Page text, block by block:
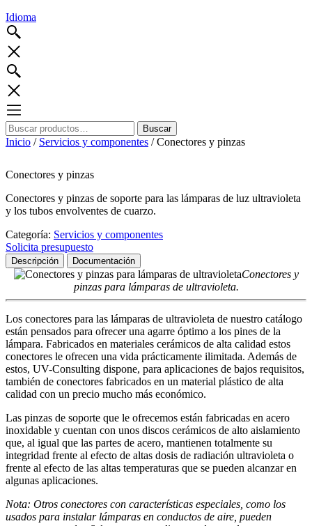
Idioma
Buscar
por:
Buscar
Inicio / Servicios y componentes / Conectores y pinzas
Conectores y pinzas
Conectores y pinzas de soporte para las lámparas de luz ultravioleta
y los tubos envolventes de cuarzo.
Categoría: Servicios y componentes
Solicita presupuesto
Descripción Documentación
Conectores y
pinzas para lámparas de ultravioleta.
Los conectores para las lámparas de ultravioleta de nuestro catálogo
están pensados para ofrecer una agarre óptimo a los pines de la
lámpara. Fabricados en materiales cerámicos de alta calidad estos
conectores le ofrecen una vida prácticamente ilimitada. Además de
estos, UV-Consulting dispone, para aplicaciones de bajos requisitos,
también de conectores fabricados en un material plástico de alta
calidad con un precio mucho más económico.
Las pinzas de soporte que le ofrecemos están fabricadas en acero
inoxidable y cuentan con unos discos cerámicos de alto aislamiento
que, al igual que las partes de acero, mantienen totalmente su
integridad frente al efecto de altas dosis de radiación ultravioleta o
frente al efecto de las altas temperaturas que se pueden alcanzar en
algunas aplicaciones.
Nota: Otros conectores con características especiales, como los
usados para instalar lámparas en conductos de aire, pueden